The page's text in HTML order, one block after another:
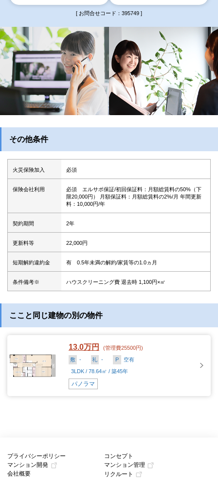
[ お問合せコード：395749 ]
その他条件
火災保険加入 必須
保険会社利用
必須 エルサポ保証/初回保証料：月額総賃料の50%（下
限20,000円） 月額保証料：月額総賃料の2%/月 年間更新
料：10,000円/年
契約期間 2年
更新料等 22,000円
短期解約違約金 有 0.5年未満の解約/家賃等の1.0ヵ月
条件備考※ ハウスクリーニング費 退去時 1,100円×㎡
ここと同じ建物の別の物件
13.0万円
(管理費25500円)
敷
- 礼 - P
空有
3LDK / 78.64㎡ / 築45年
パノラマ
プライバシーポリシー
コンセプト
マンション開発
マンション管理
会社概要
リクルート